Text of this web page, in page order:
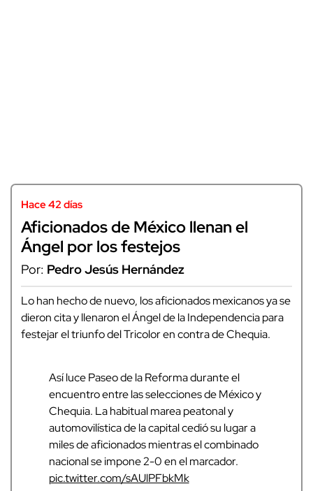
Hace 42 días
Aficionados de México llenan el
Ángel por los festejos
Por: Pedro Jesús Hernández
Lo han hecho de nuevo, los aficionados mexicanos ya se
dieron cita y llenaron el Ángel de la Independencia para
festejar el triunfo del Tricolor en contra de Chequia.
Así luce Paseo de la Reforma durante el
encuentro entre las selecciones de México y
Chequia. La habitual marea peatonal y
automovilística de la capital cedió su lugar a
miles de aficionados mientras el combinado
nacional se impone 2-0 en el marcador.
pic.twitter.com/sAUlPFbkMk